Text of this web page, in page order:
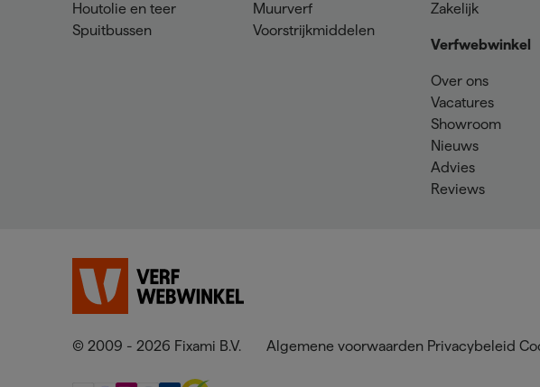
Houtolie en teer
Spuitbussen
Muurverf
Voorstrijkmiddelen
Zakelijk
Verfwebwinkel
Over ons
Vacatures
Showroom
Nieuws
Advies
Reviews
© 2009 - 2026 Fixami B.V. Algemene voorwaarden Privacybeleid